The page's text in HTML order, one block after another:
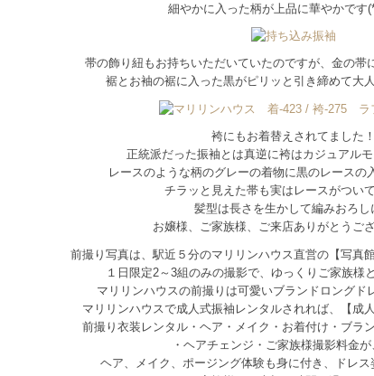
細やかに入った柄が上品に華やかです
帯の飾り紐もお持ちいただいていたのですが、金の帯
裾とお袖の裾に入った黒がピリッと引き締めて大
袴にもお着替えされてました
正統派だった振袖とは真逆に袴はカジュアルモ
レースのような柄のグレーの着物に黒のレースの
チラッと見えた帯も実はレースがつい
髪型は長さを生かして編みおろし
お嬢様、ご家族様、ご来店ありがとうご
前撮り写真は、駅近５分のマリリンハウス直営の【写真
１日限定2～3組のみの撮影で、ゆっくりご家族様
マリリンハウスの前撮りは可愛いブランドロングド
マリリンハウスで成人式振袖レンタルされれば、【成
前撮り衣装レンタル・ヘア・メイク・お着付け・ブラ
・ヘアチェンジ・ご家族様撮影料金が
ヘア、メイク、ポージング体験も身に付き、ドレ